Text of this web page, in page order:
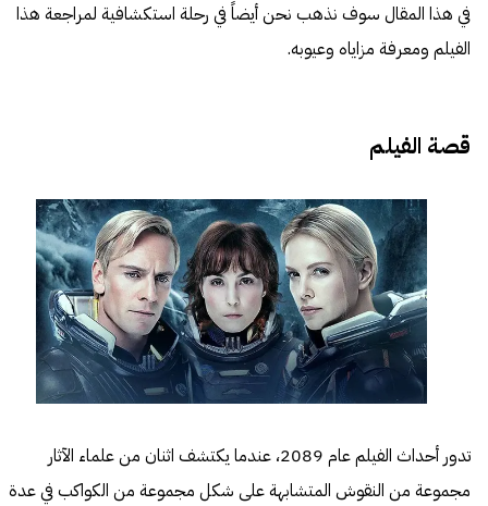
في هذا المقال سوف نذهب نحن أيضاً في رحلة استكشافية لمراجعة هذا
الفيلم ومعرفة مزاياه وعيوبه.
قصة الفيلم
تدور أحداث الفيلم عام 2089، عندما يكتشف اثنان من علماء الآثار
مجموعة من النقوش المتشابهة على شكل مجموعة من الكواكب في عدة